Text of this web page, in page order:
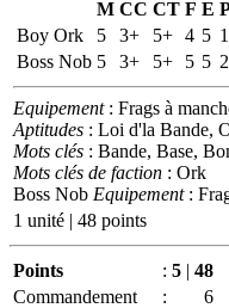
M CC CT F E
Boy Ork
5 3+ 5+ 4 5 1
Boss Nob 5 3+ 5+ 5 5 2
Equipement: Frags à
Aptitudes : Loi d'la Bande,
Mots clés : Bande, Base,
Mots clés de faction : Ork
Boss Nob Equipement:
1 unité | 48 points
Points : 5 | 48
Commandement
:
6